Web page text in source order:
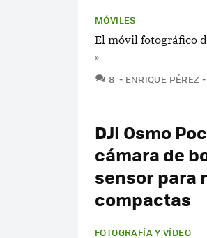
MÓVILES
El móvil fotográfico
»
8 COMENTARIOS
ENRIQUE PÉREZ
DJI Osmo
cámara de
sensor para
compactas
FOTOGRAFÍA Y VÍDEO